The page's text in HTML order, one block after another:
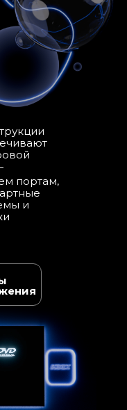
портам,
и